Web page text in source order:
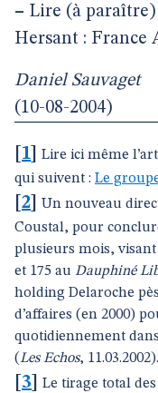
– Lire (à paraître)
Hersant : France
Daniel Sauvaget
(10-08-2004)
1
Lire ici même
qui suivent : Le
2
Un nouveau
Coustal, pour
plusieurs mois,
et 175 au Dauphiné
holding Delaroche
d’affaires (en 2000)
quotidiennement
(Les Echos, 11.03.2002).
3
Le tirage total